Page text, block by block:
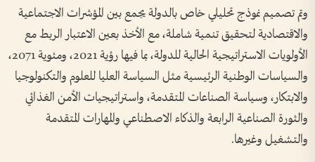
وتم تصميم نموذج تحليلي خاص بالدولة يجمع بين المؤشرات الاجتماعية
والاقتصادية لتحقيق تنمية شاملة، مع الأخذ بعين الاعتبار الربط مع
الأولويات الاستراتيجية الحالية للدولة، بما فيها رؤية 2021، ومئوية 2071،
والسياسات الوطنية الرئيسية مثل السياسة العليا للعلوم والتكنولوجيا
والابتكار، وسياسة الصناعات المتقدمة، واستراتيجيات الأمن الغذائي
والثورة الصناعية الرابعة والذكاء الاصطناعي والمهارات المتقدمة
والتشغيل وغيرها.